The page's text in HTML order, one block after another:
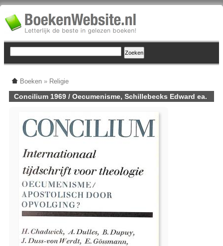
Boeken » Religie
Concilium 1969 / Oecumenisme, Schillebecks Edward ea.